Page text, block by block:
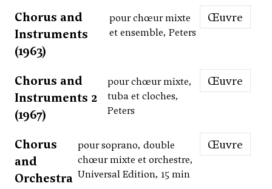
Chorus and
Instruments
(1963)
pour chœur mixte
et ensemble, Peters
Œuvre
Chorus and
Instruments 2
(1967)
pour chœur mixte,
tuba et cloches,
Peters
Œuvre
Chorus
and
Orchestra
pour soprano, double
chœur mixte et orchestre,
Universal Edition, 15 min
Œuvre